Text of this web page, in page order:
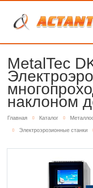
MetalTec
наклоном
Главная Каталог
Электроэрозионные станки